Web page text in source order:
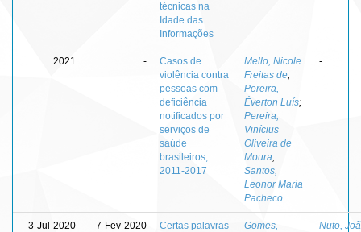
técnicas na
Idade das
Informações
2021 -
Casos de
violência contra
pessoas com
deficiência
notificados por
serviços de
saúde
brasileiros,
2011-2017
Mello, Nicole
Freitas de;
Pereira,
Éverton Luís;
Pereira,
Vinícius
Oliveira de
Moura;
Santos,
Leonor Maria
Pacheco
-
3-Jul-2020 7-Fev-2020
Certas palavras
Gomes,
Nuto,